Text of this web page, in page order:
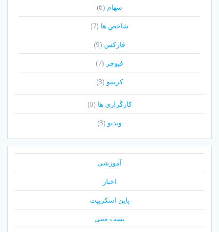
سهام (6)
شاخص ها (7)
فارکس (9)
فیوچر (7)
کریپتو (3)
کارگزاری ها (0)
ویدیو (3)
آموزشی
اخبار
پاین اسکریپت
پست متنی